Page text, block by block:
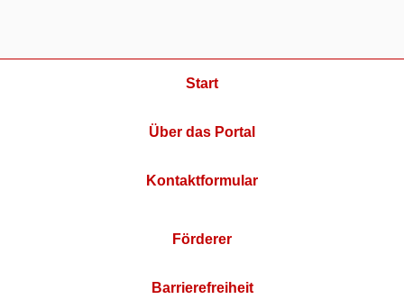
Start
Über das Portal
Kontaktformular
Förderer
Barrierefreiheit